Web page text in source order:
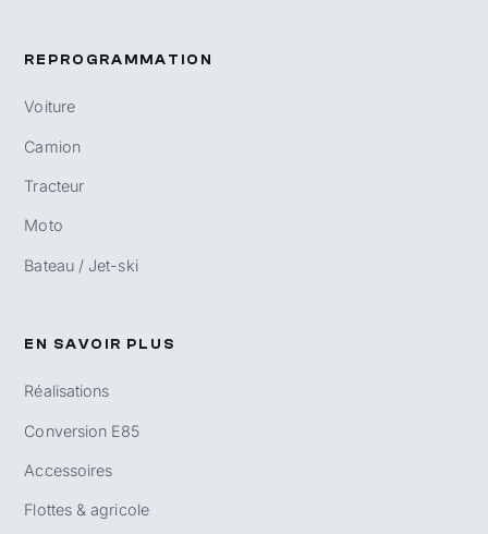
REPROGRAMMATION
Voiture
Camion
Tracteur
Moto
Bateau / Jet-ski
EN SAVOIR PLUS
Réalisations
Conversion E85
Accessoires
Flottes & agricole